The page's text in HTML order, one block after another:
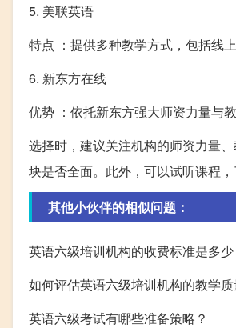
5. 美联英语
特点 ：提供多种教学方式，包括线
6. 新东方在线
优势 ：依托新东方强大师资力量与
选择时，建议关注机构的师资力量
块是否全面。此外，可以试听课程，
其他小伙伴的相似问题：
英语六级培训机构的收费标准是多少
如何评估英语六级培训机构的教学质
英语六级考试有哪些准备策略？